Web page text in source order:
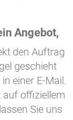
Angebot,
den Auftrag
geschieht
einer E-Mail.
auf offiziellem
Sie uns